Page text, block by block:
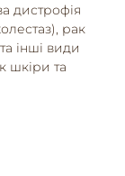
дистрофія
рак
інші види
шкіри та